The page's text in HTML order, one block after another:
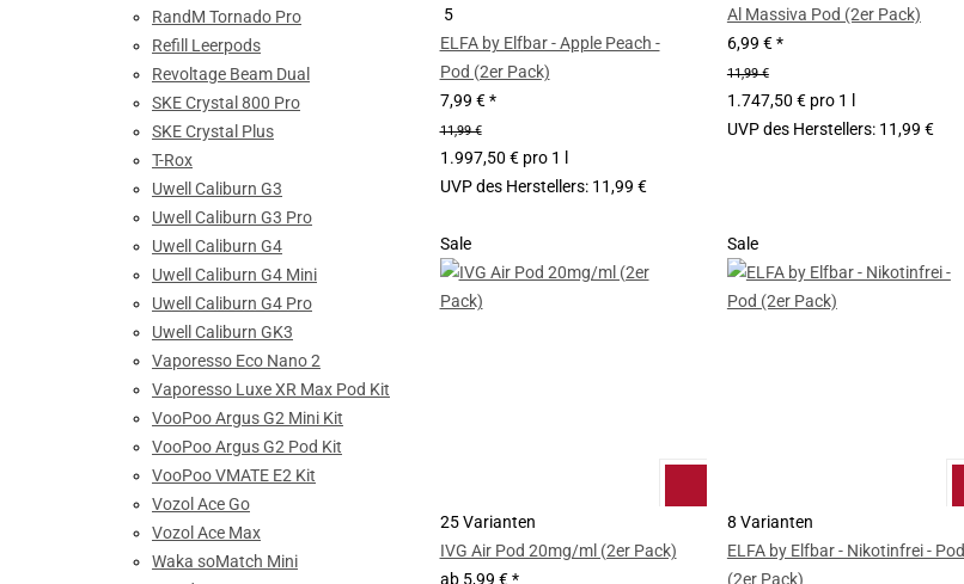
5
ELFA by Elfbar - Apple Peach -
Pod (2er Pack)
7,99 €*
11,99 €
1.997,50 € pro 1 l
UVP des Herstellers: 11,99 €
Al Massiva Pod (2er Pack)
6,99 €*
11,99 €
1.747,50 € pro 1 l
UVP des Herstellers: 11,99 €
Sale
25 Varianten
IVG Air Pod 20mg/ml (2er Pack)
ab5,99 €*
Sale
8 Varianten
ELFA by Elfbar - Nikotinfrei - Pod
(2er Pack)
RandM Tornado Pro
Refill Leerpods
Revoltage Beam Dual
SKE Crystal 800 Pro
SKE Crystal Plus
T-Rox
Uwell Caliburn G3
Uwell Caliburn G3 Pro
Uwell Caliburn G4
Uwell Caliburn G4 Mini
Uwell Caliburn G4 Pro
Uwell Caliburn GK3
Vaporesso Eco Nano 2
Vaporesso Luxe XR Max Pod Kit
VooPoo Argus G2 Mini Kit
VooPoo Argus G2 Pod Kit
VooPoo VMATE E2 Kit
Vozol Ace Go
Vozol Ace Max
Waka soMatch Mini